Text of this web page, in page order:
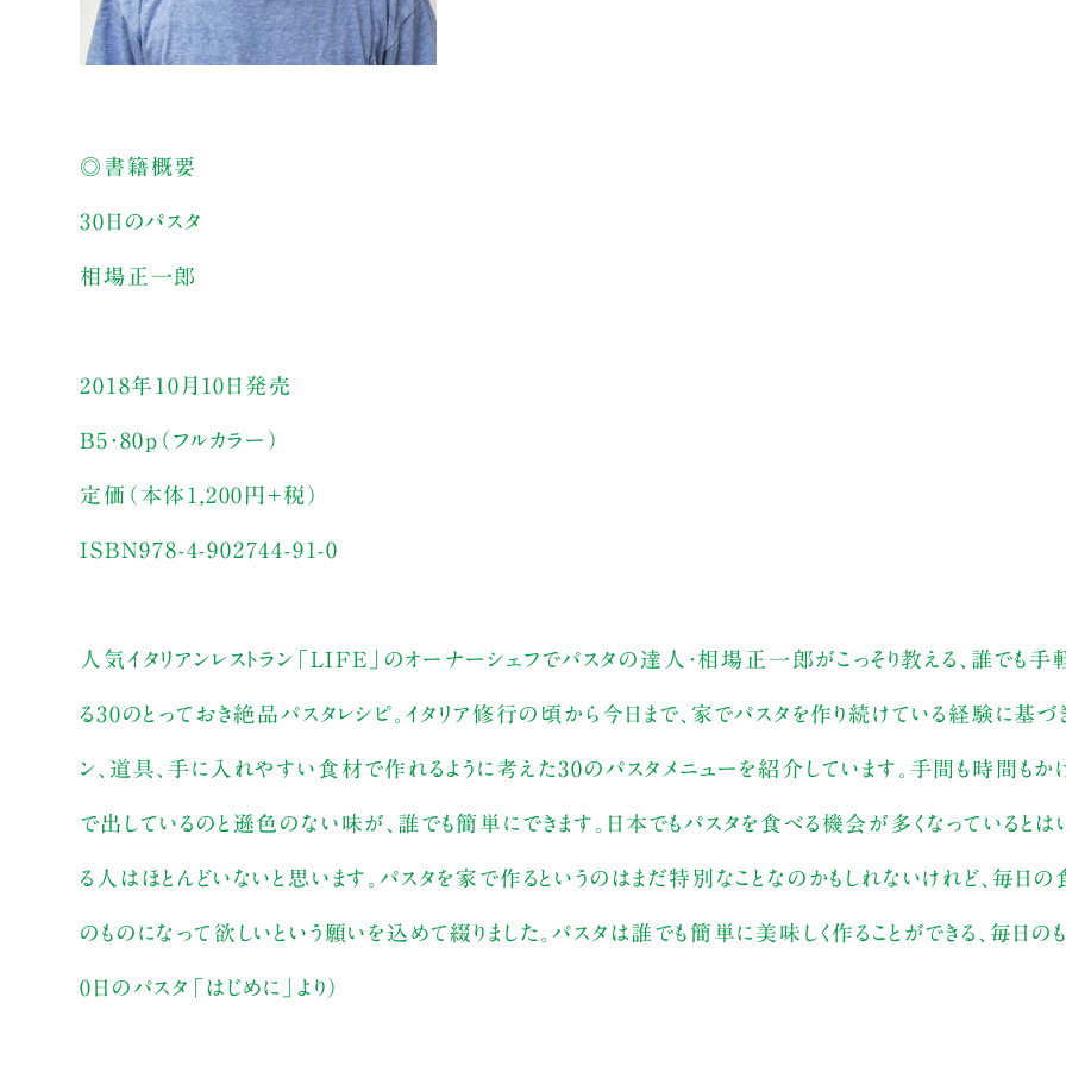
◎書籍概要
30日のパスタ
相場正一郎
2018年10月10日発売
B5・80p（フルカラー）
定価（本体1,200円+税）
ISBN978-4-902744-91-0
人気イタリアンレストラン「LIFE」のオーナーシェフでパスタの達人・相場正一郎がこっそり教える、誰でも
る30のとっておき絶品パスタレシピ。イタリア修行の頃から今日まで、家でパスタを作り続けている経験に基づ
ン、道具、手に入れやすい食材で作れるように考えた30のパスタメニューを紹介しています。手間も時間もか
で出しているのと遜色のない味が、誰でも簡単にできます。日本でもパスタを食べる機会が多くなっているとは
る人はほとんどいないと思います。パスタを家で作るというのはまだ特別なことなのかもしれないけれど、毎日
のものになって欲しいという願いを込めて綴りました。パスタは誰でも簡単に美味しく作ることができる、毎日の
0日のパスタ「はじめに」より）